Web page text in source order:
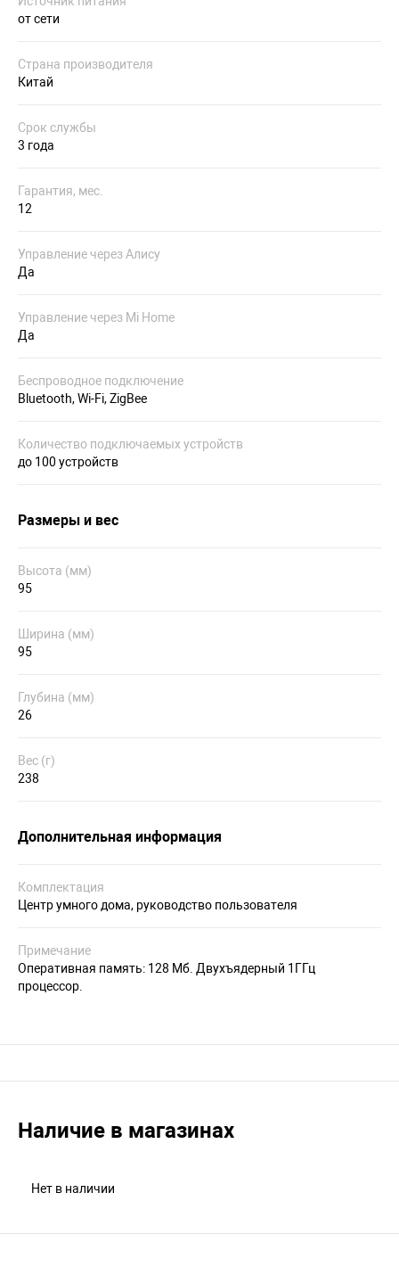
от сети
Страна производителя
Китай
Срок службы
3 года
Гарантия, мес.
12
Управление через Алису
Да
Управление через Mi Home
Да
Беспроводное подключение
Bluetooth, Wi-Fi, ZigBee
Количество подключаемых устройств
до 100 устройств
Размеры и вес
Высота (мм)
95
Ширина (мм)
95
Глубина (мм)
26
Вес (г)
238
Дополнительная информация
Комплектация
Центр умного дома, руководство пользователя
Примечание
Оперативная память: 128 Мб. Двухъядерный 1ГГц
процессор.
Наличие в магазинах
Нет в наличии